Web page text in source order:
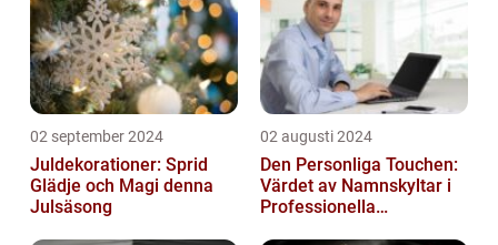
02 september 2024
Juldekorationer: Sprid
Glädje och Magi denna
Julsäsong
02 augusti 2024
Den Personliga Touchen:
Värdet av Namnskyltar i
Professionella